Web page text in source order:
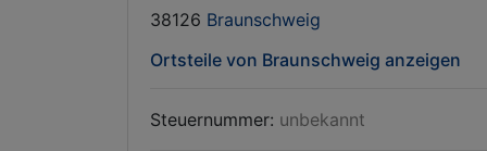
38126 Braunschweig
Ortsteile von Braunschweig anzeigen
Steuernummer: unbekannt